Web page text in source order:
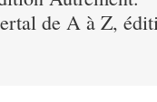
de A à Z,